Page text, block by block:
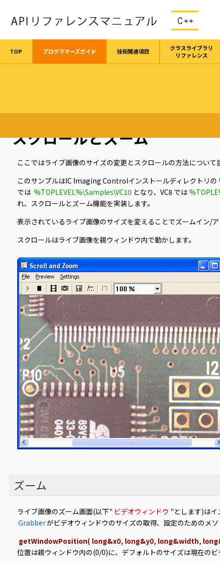
TOP プログラマーズガイド 技術関連項目
クラスライブラリ
リファレンス
スクロールとズーム
ここではライブ画像のサイズの変更とスクロールの方法について
このサンプルはIC Imaging Controlインストールディレクトリの
では %TOPLEVEL%\Samples\VC10 となり、VC8 では
れ、スクロールとズーム機能を実装します。
表示されているライブ画像のサイズを変えることでズームイン/
スクロールはライブ画像を親ウィンドウ内で動かします。
ズーム
ライブ画像のズーム画面(以下" ビデオウィンドウ "とします)はイ
Grabberがビデオウィンドウのサイズの取得、設定のためのメ
getWindowPosition( long&x0, long&y0, long&width,
位置は親ウィンドウ内の(0/0)に、デフォルトのサイズは現在の